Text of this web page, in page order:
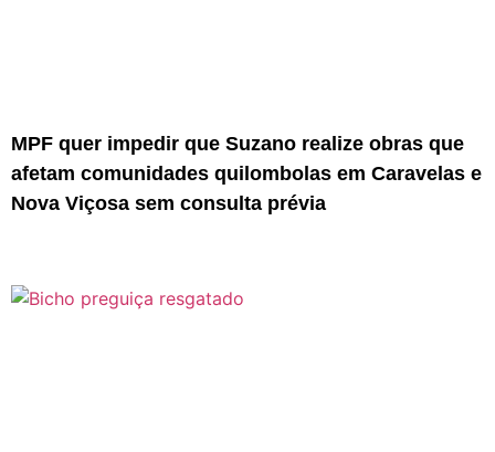
MPF quer impedir que Suzano realize obras que
afetam comunidades quilombolas em Caravelas e
Nova Viçosa sem consulta prévia